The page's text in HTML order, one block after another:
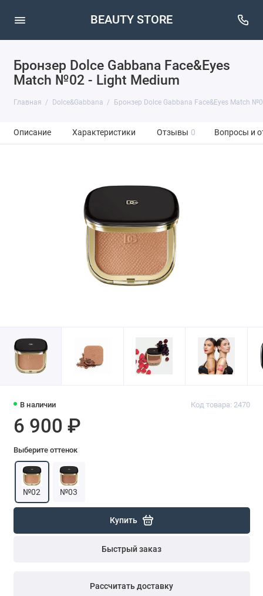
BEAUTY STORE
Бронзер Dolce Gabbana Face&Eyes
Match №02 - Light Medium
Главная Dolce&Gabbana Бронзер Dolce Gabbana Face&Eyes Match
Описание Характеристики Отзывы 0 Вопросы и
В наличии Код товара: 2470
6 900 ₽
Выберите оттенок
№02 №03
Купить
Быстрый заказ
Рассчитать доставку